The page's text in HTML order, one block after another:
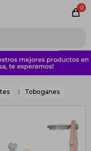
0
Toboganes